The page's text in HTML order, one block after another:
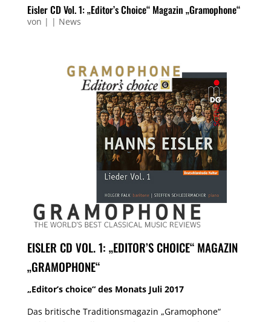
Eisler CD Vol. 1: „Editor’s Choice“ Magazin „Gramophone“
von | | News
EISLER CD VOL. 1: „EDITOR’S CHOICE“ MAGAZIN
„GRAMOPHONE“
„Editor’s choice“ des Monats Juli 2017
Das britische Traditionsmagazin „Gramophone“